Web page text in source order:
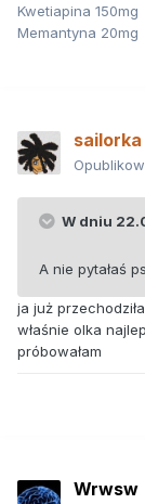
Kwetiapina 150mg
Memantyna 20mg
sailorka
W dniu
A nie pytałaś
ja już
właśnie olka
próbowałam
Wrwsw